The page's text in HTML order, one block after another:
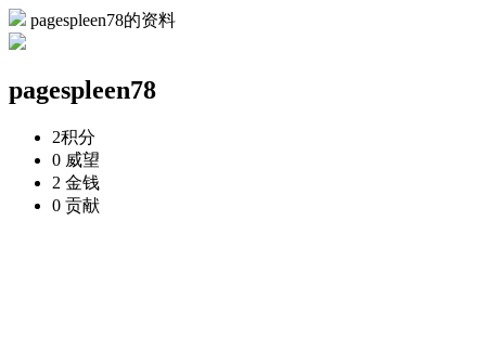
pagespleen78的资料
pagespleen78
2积分
0 威望
2 金钱
0 贡献